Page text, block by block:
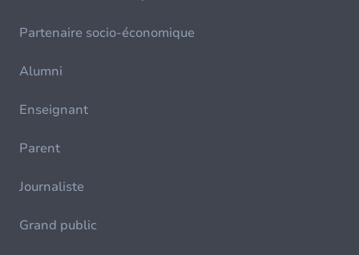
Partenaire socio-économique
Alumni
Enseignant
Parent
Journaliste
Grand public